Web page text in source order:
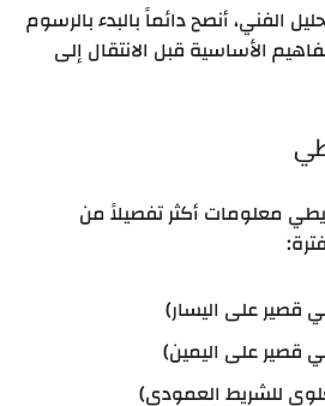
الفني، أنصح دائماً بالبدء بالرسوم
الأساسية قبل الانتقال إلى
معلومات أكثر تفصيلاً من
قصير على اليسار)
قصير على اليمين)
للشريط العمودي)